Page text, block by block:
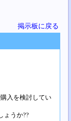
掲示板に戻る
入を検討してい
ょうか??